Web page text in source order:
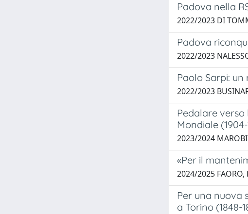
Padova nella
2022/2023 DI
Padova
2022/2023
Paolo Sarpi:
2022/2023
Pedalare verso
Mondiale (1904-
2023/2024
«Per il
2024/2025 FAORO,
Per una nuova
a Torino (1848-